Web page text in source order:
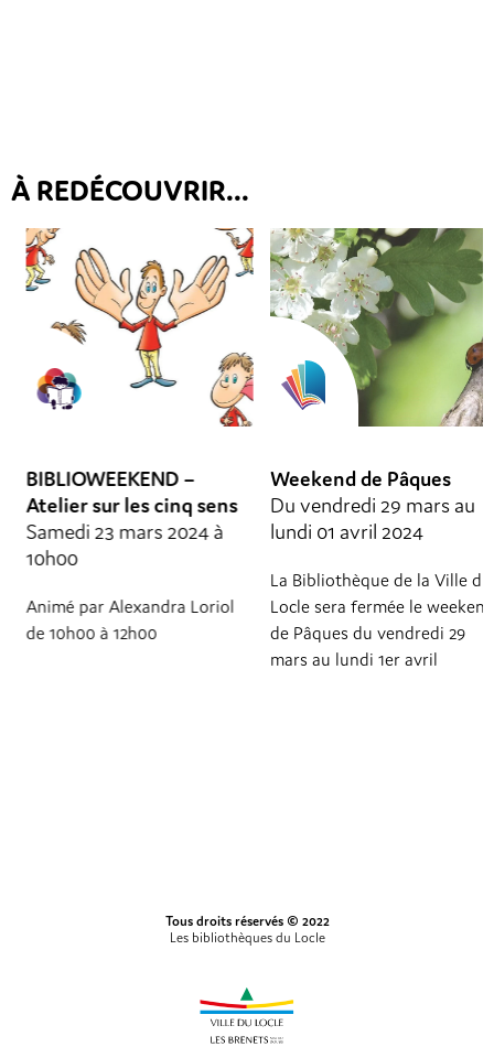
À REDÉCOUVRIR...
BIBLIOWEEKEND –
Atelier sur les cinq sens
Samedi 23 mars 2024 à
10h00
Animé par Alexandra Loriol
de 10h00 à 12h00
Weekend de Pâques
Du vendredi 29 mars au
lundi 01 avril 2024
La Bibliothèque de la Ville du
Locle sera fermée le weekend
de Pâques du vendredi 29
mars au lundi 1er avril
Tous droits réservés © 2022
Les bibliothèques du Locle